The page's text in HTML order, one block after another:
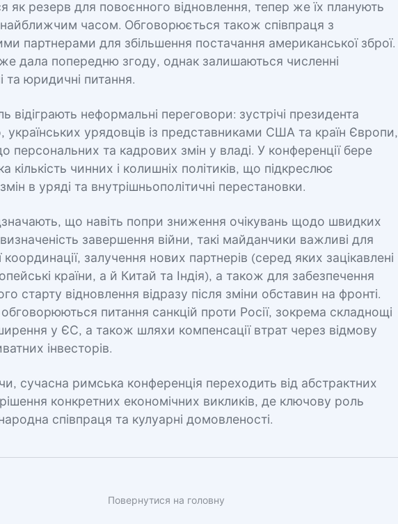
як резерв для повоєнного відновлення, тепер же їх планують
найближчим часом. Обговорюється також співпраця з
партнерами для збільшення постачання американської зброї.
дала попередню згоду, однак залишаються численні
та юридичні питання.
відіграють неформальні переговори: зустрічі президента
українських урядовців із представниками США та країн Європи,
персональних та кадрових змін у владі. У конференції бере
кількість чинних і колишніх політиків, що підкреслює
в уряді та внутрішньополітичні перестановки.
що навіть попри зниження очікувань щодо швидких
завершення війни, такі майданчики важливі для
залучення нових партнерів (серед яких зацікавлені
країни, а й Китай та Індія), а також для забезпечення
старту відновлення відразу після зміни обставин на фронті.
питання санкцій проти Росії, зокрема складнощі
у ЄС, а також шляхи компенсації втрат через відмову
інвесторів.
сучасна римська конференція переходить від абстрактних
конкретних економічних викликів, де ключову роль
співпраця та кулуарні домовленості.
Повернутися на головну